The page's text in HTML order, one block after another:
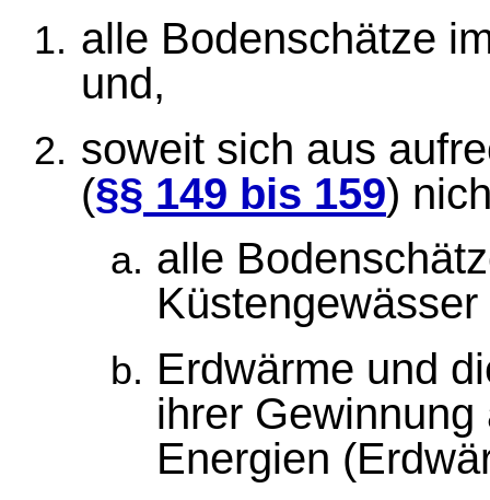
alle Bodenschätze
und,
soweit sich aus
(§§ 149 bis 159)
alle
Erdwärme und
ihrer
Energien